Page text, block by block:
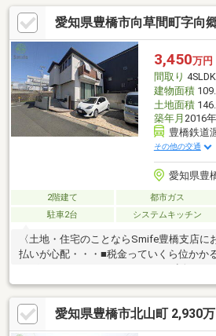
がある方、自営業の方、転職歴のある方
入された方も、おてつだいさせて頂きまし
い！【新型コロナウィルス感染予防対策
用・手洗い・アルコール消毒等の対応を
おります。【対応言語：英語 ／ポルトガ
English／Portuguese）】
愛知県豊橋市向草間町字向
3,450万円
間取り 4SLDK
建物面積
土地面積
築年月 2016
豊橋鉄道
その他の交通
愛知県豊
2階建て 都市ガス
駐車2台
システムキッチン
〈土地・住宅のことならSmife豊橋支店に
払いが心配・・・■税金っていくら位かか
め、何でもSmife豊橋支店にご相談くださ
を、しっかりとサポートいたします！！
くさん！オール電化の2階建て4LDK敷地は
可能豊橋鉄道渥美線「高師」徒歩約7分で
愛知県豊橋市北山町 2,930